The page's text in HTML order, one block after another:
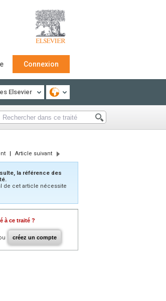
Connexion
Elsevier
| Article suivant
la référence des
de cet article nécessite
à ce traité ?
créez un compte